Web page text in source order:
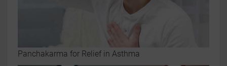
Panchakarma for Relief in Asthma